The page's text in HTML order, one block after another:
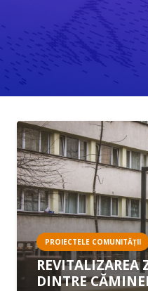
PROIECTELE COMUNITĂȚII
REVITALIZAREA
DINTRE